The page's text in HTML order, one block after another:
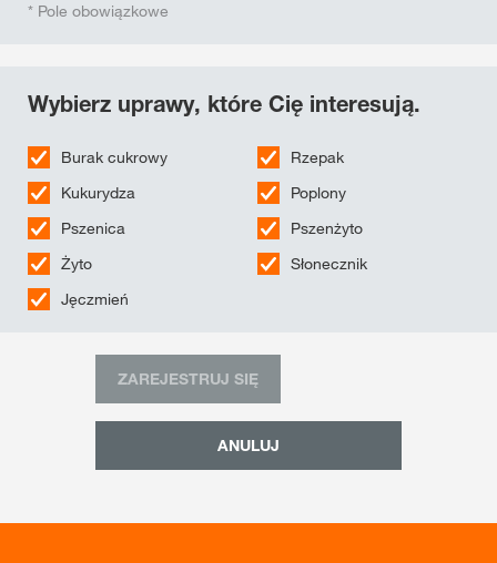
* Pole obowiązkowe
Wybierz uprawy, które Cię interesują.
Burak cukrowy
Kukurydza
Pszenica
Żyto
Jęczmień
Rzepak
Poplony
Pszenżyto
Słonecznik
ANULUJ
ZAREJESTRUJ SIĘ